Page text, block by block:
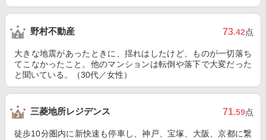
野村不動産 73.42点
大きな地震があったときに、揺れはしたけど、ものが一切落ち
てこなかったこと。他のマンションは転倒や落下で大変だった
と聞いている。（30代／女性）
三菱地所レジデンス 71.59点
徒歩10分圏内に新快速も停車し、神戸、宝塚、大阪、京都に繋